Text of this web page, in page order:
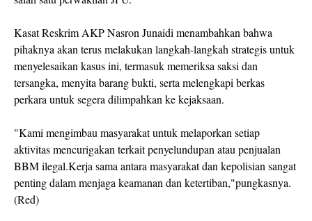
Kasat Reskrim AKP Nasron Junaidi menambahkan bahwa
pihaknya akan terus melakukan langkah-langkah strategis untuk
menyelesaikan kasus ini, termasuk memeriksa saksi dan
tersangka, menyita barang bukti, serta melengkapi berkas
perkara untuk segera dilimpahkan ke kejaksaan.
"Kami mengimbau masyarakat untuk melaporkan setiap
aktivitas mencurigakan terkait penyelundupan atau penjualan
BBM ilegal.Kerja sama antara masyarakat dan kepolisian sangat
penting dalam menjaga keamanan dan ketertiban,"pungkasnya.
(Red)